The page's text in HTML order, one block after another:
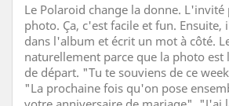
Le Polaroid change la donne.
photo. Ça, c'est facile et fun. Ensuite,
dans l'album et écrit un mot à côté.
naturellement parce que la photo
de départ. "Tu te souviens de ce
"La prochaine fois qu'on pose